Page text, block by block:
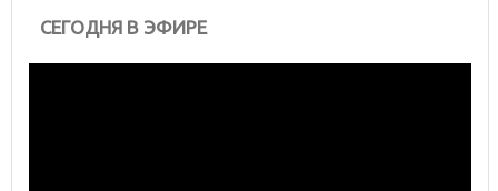
СЕГОДНЯ В ЭФИРЕ